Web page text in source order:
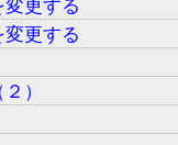
更する
更する
）